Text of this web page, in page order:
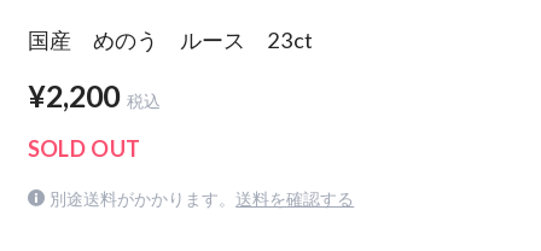
国産 めのう ルース 23ct
¥2,200 税込
SOLD OUT
別途送料がかかります。 送料を確認する